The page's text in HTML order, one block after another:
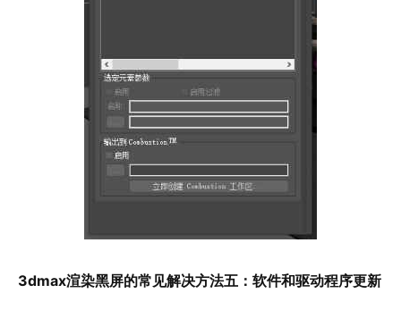
3dmax渲染黑屏的常见解决方法五：软件和驱动程序更新